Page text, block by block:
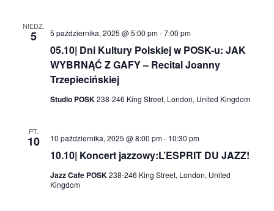
NIEDZ.
5
05.10| Dni Kultury Polskiej w POSK-u: JAK
WYBRNĄĆ Z GAFY – Recital Joanny
Trzepiecińskiej
5 października, 2025 @ 5:00 pm-7:00 pm
Studio POSK238-246 King Street, London, United Kingdom
PT.
10
10.10| Koncert jazzowy:L’ESPRIT DU JAZZ!
10 października, 2025 @ 8:00 pm- 10:30 pm
Jazz Cafe POSK238-246 King Street, London, United
Kingdom